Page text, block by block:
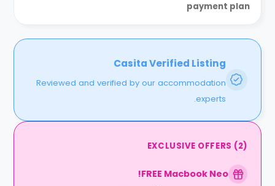
payment plan
Casita Verified Listing
Reviewed and verified by our accommodation
experts.
EXCLUSIVE OFFERS (2)
FREE Macbook Neo!